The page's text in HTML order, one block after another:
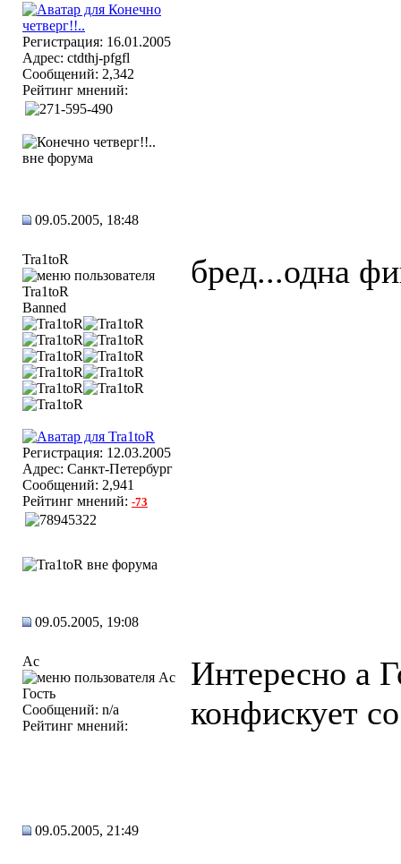
Регистрация: 16.01.2005
Адрес: ctdthj-pfgfl
Сообщений: 2,342
Рейтинг мнений:
09.05.2005, 18:48
Tra1toR
Banned
Регистрация: 12.03.2005
Адрес: Cанкт-Петербург
Сообщений: 2,941
Рейтинг мнений: -73
бред...одна
09.05.2005, 19:08
Ac
Гость
Сообщений: n/a
Рейтинг мнений:
Интересно а
конфискует
09.05.2005, 21:49